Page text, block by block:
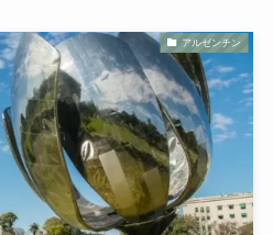
アルゼンチン